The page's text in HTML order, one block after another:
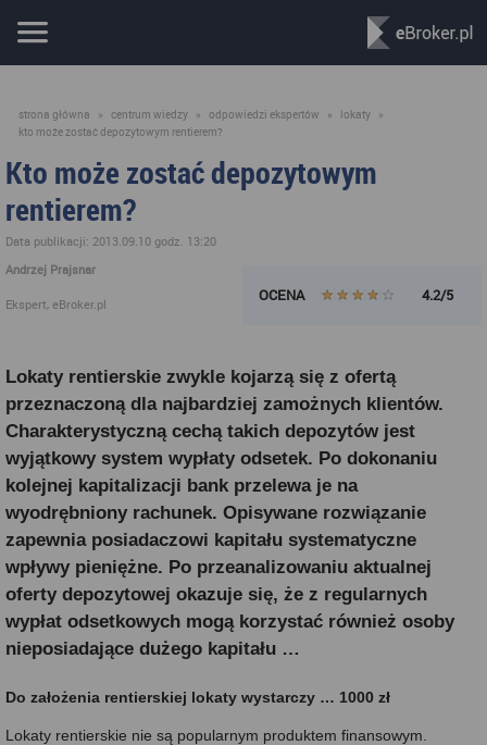
strona główna » centrum wiedzy » odpowiedzi ekspertów » lokaty »
kto może zostać depozytowym rentierem?
Kto może zostać depozytowym
rentierem?
Data publikacji: 2013.09.10 godz. 13:20
Andrzej Prajsnar
Ekspert, eBroker.pl OCENA 4.2/5
Lokaty rentierskie zwykle kojarzą się z ofertą
przeznaczoną dla najbardziej zamożnych klientów.
Charakterystyczną cechą takich depozytów jest
wyjątkowy system wypłaty odsetek. Po dokonaniu
kolejnej kapitalizacji bank przelewa je na
wyodrębniony rachunek. Opisywane rozwiązanie
zapewnia posiadaczowi kapitału systematyczne
wpływy pieniężne. Po przeanalizowaniu aktualnej
oferty depozytowej okazuje się, że z regularnych
wypłat odsetkowych mogą korzystać również osoby
nieposiadające dużego kapitału …
Do założenia rentierskiej lokaty wystarczy … 1000 zł
Lokaty rentierskie nie są popularnym produktem finansowym.